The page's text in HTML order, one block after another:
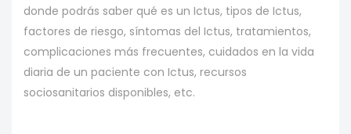
donde podrás saber qué es un Ictus, tipos de Ictus,
factores de riesgo, síntomas del Ictus, tratamientos,
complicaciones más frecuentes, cuidados en la vida
diaria de un paciente con Ictus, recursos
sociosanitarios disponibles, etc.